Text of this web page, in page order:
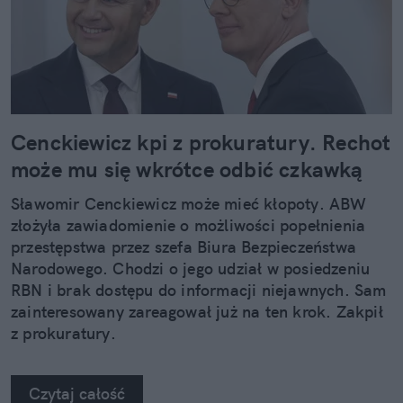
Cenckiewicz kpi z prokuratury. Rechot
może mu się wkrótce odbić czkawką
Sławomir Cenckiewicz może mieć kłopoty. ABW
złożyła zawiadomienie o możliwości popełnienia
przestępstwa przez szefa Biura Bezpieczeństwa
Narodowego. Chodzi o jego udział w posiedzeniu
RBN i brak dostępu do informacji niejawnych. Sam
zainteresowany zareagował już na ten krok. Zakpił
z prokuratury.
Czytaj całość